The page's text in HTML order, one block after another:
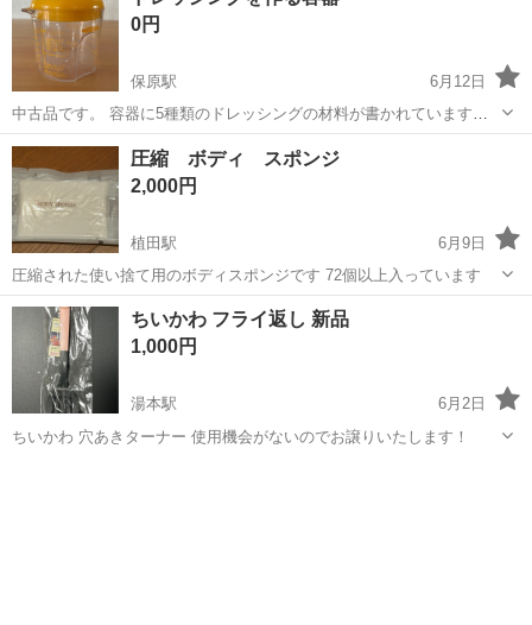
0円
保原駅
6月12日
中古品です。 容器に5種類のドレッシングの材料が書かれています。
和風ドレッシング 中華ドレッシング トマトドレッシング フレンチド
レッシング イタリアンドレッシング 作りたいドレッシングのところに
材料が書かれてあり、それ...
福島 伊達市 保原駅
圧縮 ボディ スポンジ
2,000円
植田駅
6月9日
圧縮された使い捨て用のボディスポンジです 72個以上入っています
福島 いわき市 植田駅 調理器具
ちいかわ フライ返し 新品
1,000円
湯本駅
6月2日
ちいかわ 穴あきターナー 使用機会がないのでお譲りいたします！